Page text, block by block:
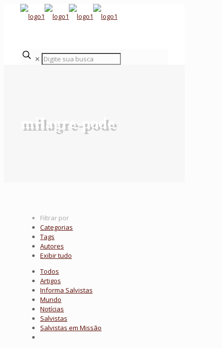
✕
milagre-pode
Filtrar por
Categorias
Tags
Autores
Exibir tudo
Todos
Artigos
Informa Salvistas
Mundo
Notícias
Salvistas
Salvistas em Missão